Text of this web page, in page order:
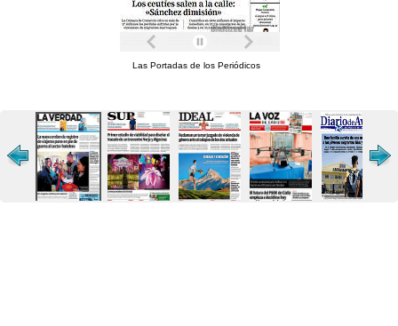
Las Portadas de los Periódicos